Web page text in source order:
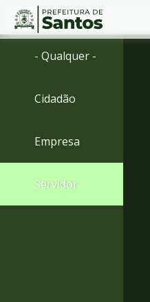
Ir
menu
para
Conteúdo
- Qualquer -
Cidadão
Empresa
Servidor